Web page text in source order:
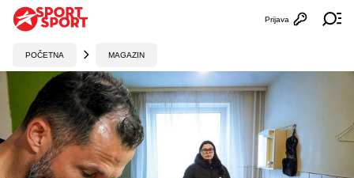
Otvori
Prijava
POČETNA MAGAZIN